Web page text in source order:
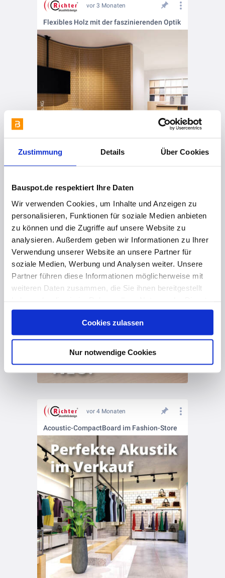
Zustimmung Details Über Cookies
Bauspot.de respektiert Ihre Daten
Wir verwenden Cookies, um Inhalte und Anzeigen zu
personalisieren, Funktionen für soziale Medien anbieten
zu können und die Zugriffe auf unsere Website zu
analysieren. Außerdem geben wir Informationen zu Ihrer
Verwendung unserer Website an unsere Partner für
soziale Medien, Werbung und Analysen weiter. Unsere
Partner führen diese Informationen möglicherweise mit
weiteren Daten zusammen, die Sie ihnen bereitgestellt
gesammelt haben. Hier finden Sie Informationen zum
und unserImpressum.
Cookies zulassen
Nur notwendige Cookies
vor 3 Monaten
Flexibles Holz mit der faszinierenden Optik
vor 4 Monaten
Natürlich leise. Raum zum Wachsen.
vor 4 Monaten
Acoustic-CompactBoard im Fashion-Store